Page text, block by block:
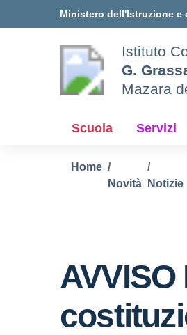
Ministero dell'Istruzione e
Istituto
G.
Mazara
Scuola Servizi
Home
Novità
Notizie